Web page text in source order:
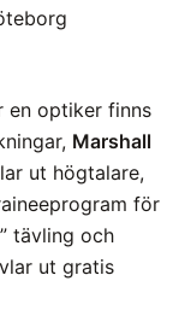
en optiker finns
Marshall
ut högtalare,
för
tävling och
ut gratis